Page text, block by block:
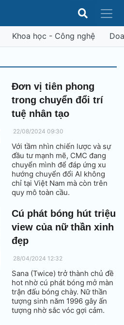
Khoa học - Công nghệ
Đơn vị tiên phong
trong chuyển đổi trí
tuệ nhân tạo
22/08/2024 09:30
Với tầm nhìn chiến lược và sự
đầu tư mạnh mẽ, CMC đang
chuyển mình để đáp ứng xu
hướng chuyển đổi AI không
chỉ tại Việt Nam mà còn trên
quy mô toàn cầu.
Cú phát bóng hút triệu
view của nữ thần xinh
đẹp
28/04/2024 12:32
Sana (Twice) trở thành chủ đề
hot nhờ cú phát bóng mở màn
trận đấu bóng chày. Nữ thần
tượng sinh năm 1996 gây ấn
tượng nhờ sắc vóc gợi cảm.